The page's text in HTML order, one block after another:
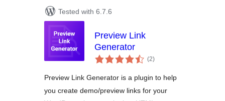
Tested with 6.7.6
Preview Link
Generator
(2total
ratings
)
Preview Link Generator is a plugin to help
you create demo/preview links for your